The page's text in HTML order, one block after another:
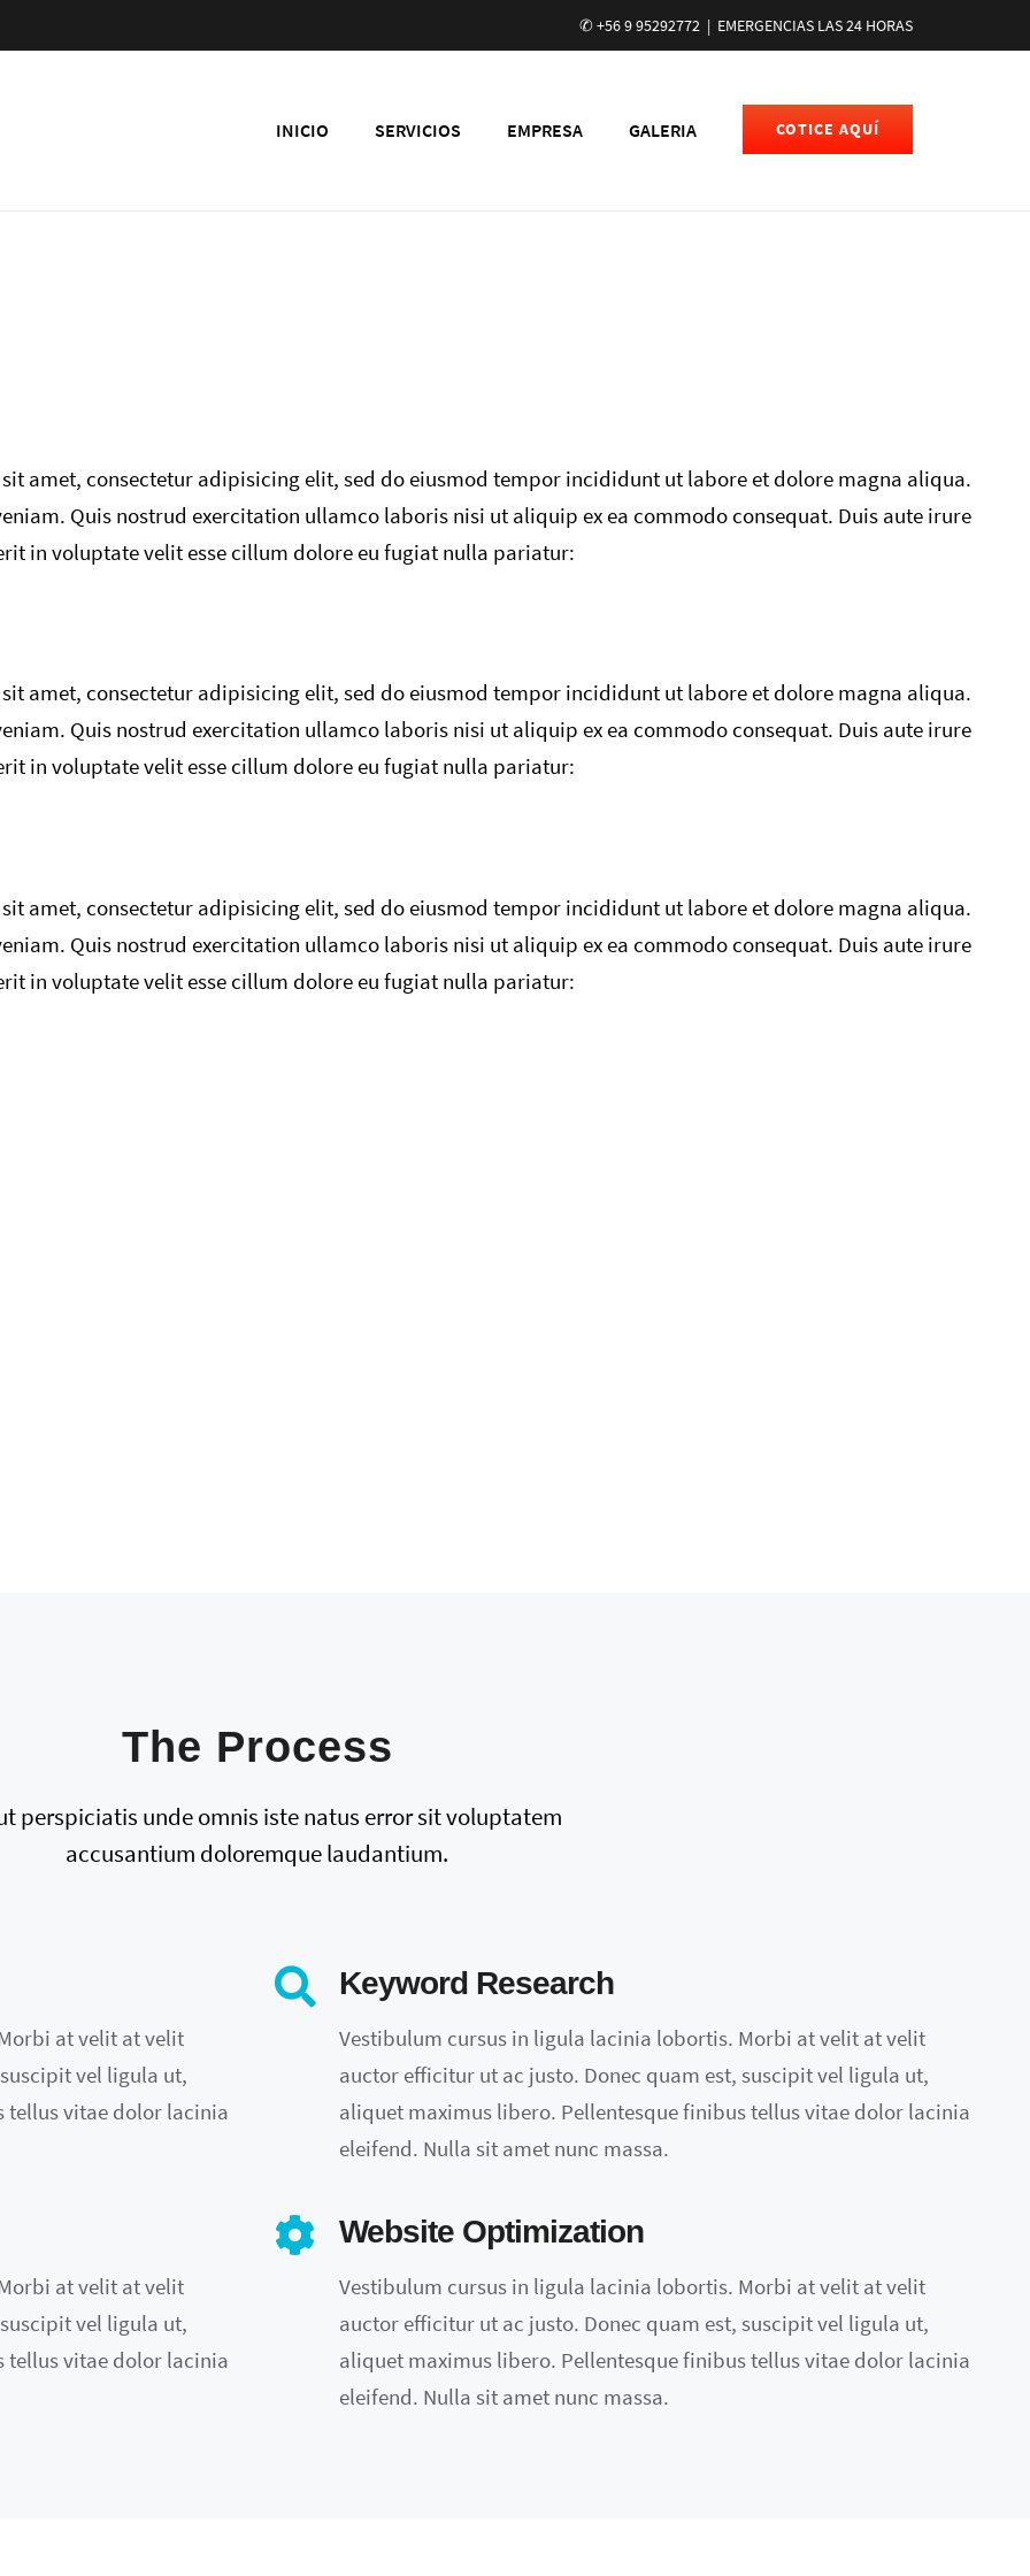
✆ +56 9 95292772 | EMERGENCIAS LAS 24 HORAS
INICIO SERVICIOS EMPRESA GALERIA COTICE AQUÍ
Phone Store
amet, consectetur adipisicing elit, sed do eiusmod tempor incididunt ut labore et dolore magna aliqua.
Quis nostrud exercitation ullamco laboris nisi ut aliquip ex ea commodo consequat. Duis aute irure
in voluptate velit esse cillum dolore eu fugiat nulla pariatur:
amet, consectetur adipisicing elit, sed do eiusmod tempor incididunt ut labore et dolore magna aliqua.
Quis nostrud exercitation ullamco laboris nisi ut aliquip ex ea commodo consequat. Duis aute irure
in voluptate velit esse cillum dolore eu fugiat nulla pariatur:
amet, consectetur adipisicing elit, sed do eiusmod tempor incididunt ut labore et dolore magna aliqua.
Quis nostrud exercitation ullamco laboris nisi ut aliquip ex ea commodo consequat. Duis aute irure
in voluptate velit esse cillum dolore eu fugiat nulla pariatur:
The Process
perspiciatis unde omnis iste natus error sit voluptatem
accusantium doloremque laudantium.
at velit at velit
vel ligula ut,
tellus vitae dolor lacinia
Keyword Research
Vestibulum cursus in ligula lacinia lobortis. Morbi at velit at velit
auctor efficitur ut ac justo. Donec quam est, suscipit vel ligula ut,
aliquet maximus libero. Pellentesque finibus tellus vitae dolor lacinia
eleifend. Nulla sit amet nunc massa.
at velit at velit
vel ligula ut,
tellus vitae dolor lacinia
Website Optimization
Vestibulum cursus in ligula lacinia lobortis. Morbi at velit at velit
auctor efficitur ut ac justo. Donec quam est, suscipit vel ligula ut,
aliquet maximus libero. Pellentesque finibus tellus vitae dolor lacinia
eleifend. Nulla sit amet nunc massa.